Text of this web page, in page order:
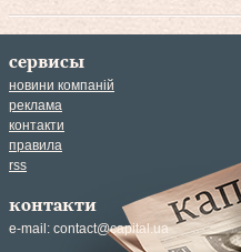
сервисы
новини компаній
реклама
контакти
правила
rss
контакти
e-mail: contact@capital.ua